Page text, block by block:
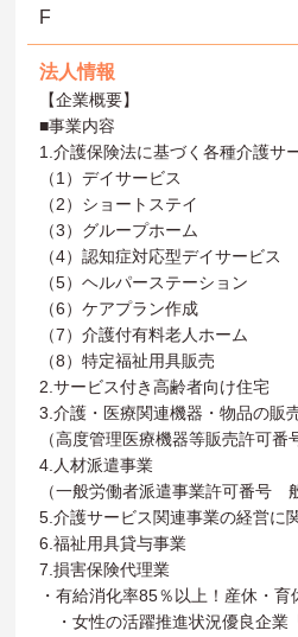
F
法人情報
【企業概要】
■事業内容
1.介護保険法に基づく各種介護サ
（1）デイサービス
（2）ショートステイ
（3）グループホーム
（4）認知症対応型デイサービス
（5）ヘルパーステーション
（6）ケアプラン作成
（7）介護付有料老人ホーム
（8）特定福祉用具販売
2.サービス付き高齢者向け住宅
3.介護・医療関連機器・物品の販
（高度管理医療機器等販売許可番
4.人材派遣事業
（一般労働者派遣事業許可番号
5.介護サービス関連事業の経営に
6.福祉用具貸与事業
7.損害保険代理業
・有給消化率85％以上！産休・
・女性の活躍推進状況優良企業